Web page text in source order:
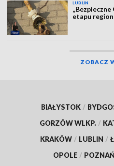
LUBLIN
etapu
ZOBACZ
BIAŁYSTOK /
GORZÓW WLKP. /
KRAKÓW / LUBLIN /
OPOLE / POZNAŃ